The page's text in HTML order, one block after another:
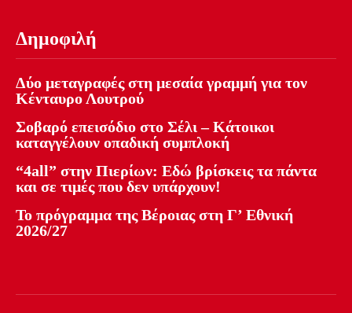
Δημοφιλή
Δύο μεταγραφές στη μεσαία γραμμή για τον
Κένταυρο Λουτρού
Σοβαρό επεισόδιο στο Σέλι – Κάτοικοι
καταγγέλουν οπαδική συμπλοκή
“4all” στην Πιερίων: Εδώ βρίσκεις τα πάντα
και σε τιμές που δεν υπάρχουν!
Το πρόγραμμα της Βέροιας στη Γ’ Εθνική
2026/27